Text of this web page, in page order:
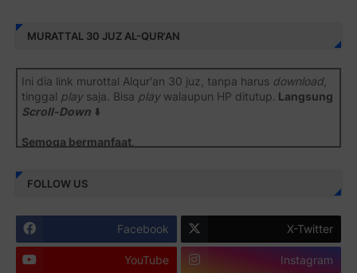
MURATTAL 30 JUZ AL-QUR'AN
Ini dia link murottal Alqur'an 30 juz, tanpa harus download,
tinggal playsaja. Bisa playwalaupun HP ditutup. Langsung
Scroll-Down ⬇️
Semoga bermanfaat
Juz 1 ⇨
Juz 3 ⇨ http://j.mp/2bFSrtF
Juz 4 ⇨ http://j.mp/2b8SXi3
FOLLOW US
Facebook X-Twitter
YouTube Instagram